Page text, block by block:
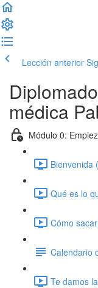
Lección anterior
médica
Módulo 0:
Bienvenida
Qué es lo
Cómo
Calendario
Te damos